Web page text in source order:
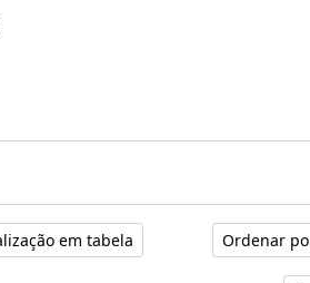
em tabela Ordenar